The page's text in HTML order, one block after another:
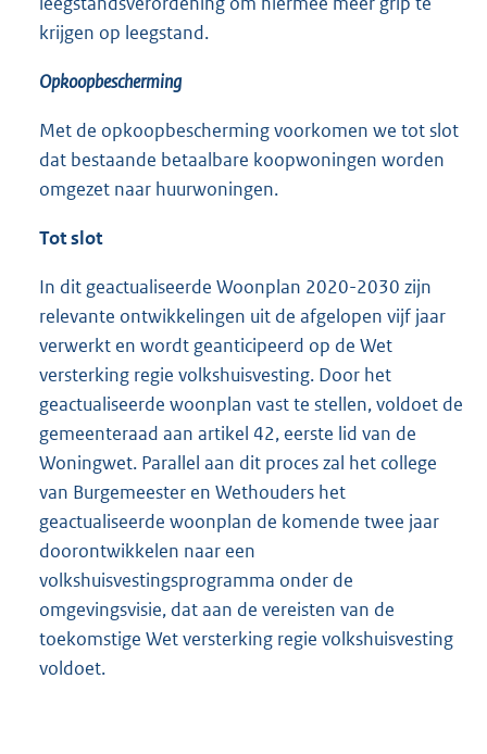
krijgen op leegstand.
Opkoopbescherming
Met de opkoopbescherming voorkomen we tot slot
dat bestaande betaalbare koopwoningen worden
omgezet naar huurwoningen.
Tot slot
In dit geactualiseerde Woonplan 2020-2030 zijn
relevante ontwikkelingen uit de afgelopen vijf jaar
verwerkt en wordt geanticipeerd op de Wet
versterking regie volkshuisvesting. Door het
geactualiseerde woonplan vast te stellen, voldoet de
gemeenteraad aan artikel 42, eerste lid van de
Woningwet. Parallel aan dit proces zal het college
van Burgemeester en Wethouders het
geactualiseerde woonplan de komende twee jaar
doorontwikkelen naar een
volkshuisvestingsprogramma onder de
omgevingsvisie, dat aan de vereisten van de
toekomstige Wet versterking regie volkshuisvesting
voldoet.